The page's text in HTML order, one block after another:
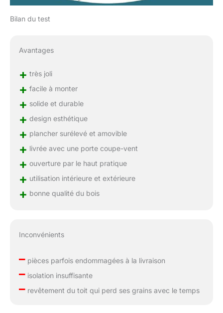
Bilan du test
Avantages
+ très joli
+ facile à monter
+ solide et durable
+ design esthétique
+ plancher surélevé et amovible
+ livrée avec une porte coupe-vent
+ ouverture par le haut pratique
+ utilisation intérieure et extérieure
+ bonne qualité du bois
Inconvénients
–pièces parfois endommagées à la livraison
–isolation insuffisante
–revêtement du toit qui perd ses grains avec le temps